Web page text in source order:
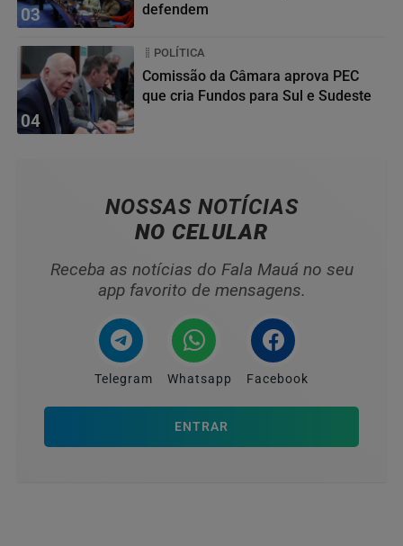
03
defendem
04
POLÍTICA
Comissão da Câmara aprova PEC
que cria Fundos para Sul e Sudeste
NOSSAS NOTÍCIAS
NO CELULAR
Receba as notícias do Fala Mauá no seu
app favorito de mensagens.
Telegram Whatsapp Facebook
ENTRAR